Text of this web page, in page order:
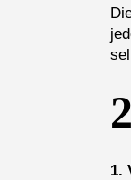
1.